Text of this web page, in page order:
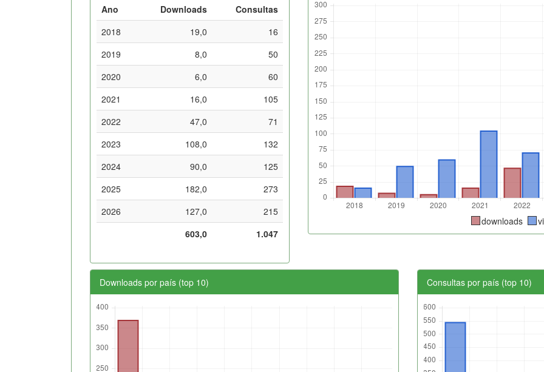
Ano Downloads
Consultas
2018
19,0
16
2019
8,0
50
2020
6,0
60
2021
16,0
105
2022
47,0
71
2023
108,0
132
2024
90,0
125
2025
182,0
273
2026
127,0
215
603,0
1.047
downloads
Downloads por país (top 10) Consultas por país (top 10)